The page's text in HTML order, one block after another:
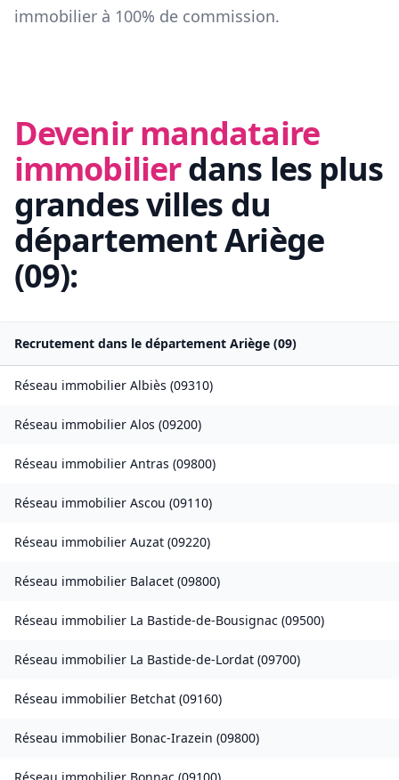
immobilier à 100% de commission.
Devenir mandataire
immobilierdans les plus
grandes villes du
départementAriège
(09):
Recrutement dans le département Ariège (09)
Réseau immobilier Albiès (09310)
Réseau immobilier Alos (09200)
Réseau immobilier Antras (09800)
Réseau immobilier Ascou (09110)
Réseau immobilier Auzat (09220)
Réseau immobilier Balacet (09800)
Réseau immobilier La Bastide-de-Bousignac (09500)
Réseau immobilier La Bastide-de-Lordat (09700)
Réseau immobilier Betchat (09160)
Réseau immobilier Bonac-Irazein (09800)